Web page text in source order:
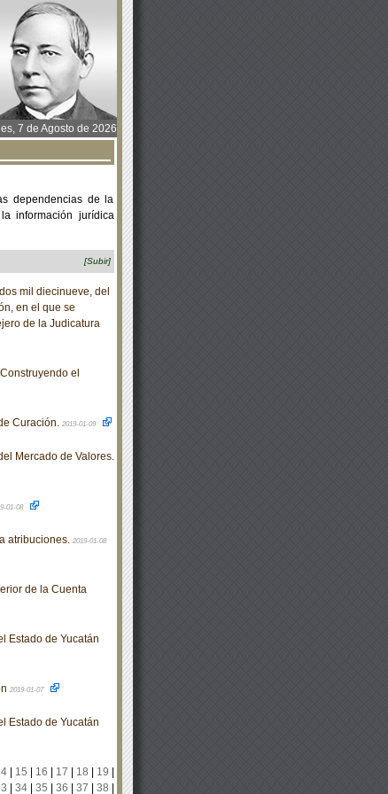
7 de Agosto de 2026
dependencias de la
información jurídica
[Subir]
mil diecinueve, del
en el que se
de la Judicatura
el
Curación. 2019-01-09
Mercado de Valores.
01-08
atribuciones. 2019-01-08
de la Cuenta
Estado de Yucatán
2019-01-07
Estado de Yucatán
| 15 16 17 18 19
34| 35 36 37 38